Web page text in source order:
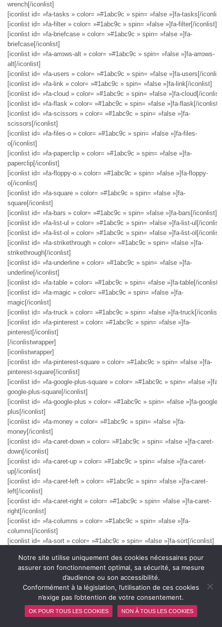
wrench[/iconlist]
[iconlist id= »fa-tasks » color= »#1abc9c » spin= »false »]fa-tasks[/
[iconlist id= »fa-filter » color= »#1abc9c » spin= »false »]fa-filter[/iconlist]
[iconlist id= »fa-briefcase » color= »#1abc9c » spin= »false »]fa-
briefcase[/iconlist]
[iconlist id= »fa-arrows-alt » color= »#1abc9c » spin= »false »]fa-arrows-
alt[/iconlist]
[iconlist id= »fa-users » color= »#1abc9c » spin= »false »]fa-users[/
[iconlist id= »fa-link » color= »#1abc9c » spin= »false »]fa-link[/iconlist]
[iconlist id= »fa-cloud » color= »#1abc9c » spin= »false »]fa-cloud[/
[iconlist id= »fa-flask » color= »#1abc9c » spin= »false »]fa-flask[/iconlist]
[iconlist id= »fa-scissors » color= »#1abc9c » spin= »false »]fa-
scissors[/iconlist]
[iconlist id= »fa-files-o » color= »#1abc9c » spin= »false »]fa-files-
o[/iconlist]
[iconlist id= »fa-paperclip » color= »#1abc9c » spin= »false »]fa-
paperclip[/iconlist]
[iconlist id= »fa-floppy-o » color= »#1abc9c » spin= »false »]fa-floppy-
o[/iconlist]
[iconlist id= »fa-square » color= »#1abc9c » spin= »false »]fa-
square[/iconlist]
[iconlist id= »fa-bars » color= »#1abc9c » spin= »false »]fa-bars[/iconlist]
[iconlist id= »fa-list-ul » color= »#1abc9c » spin= »false »]fa-list-ul[/
[iconlist id= »fa-list-ol » color= »#1abc9c » spin= »false »]fa-list-ol[/
[iconlist id= »fa-strikethrough » color= »#1abc9c » spin= »false »]fa-
strikethrough[/iconlist]
[iconlist id= »fa-underline » color= »#1abc9c » spin= »false »]fa-
underline[/iconlist]
[iconlist id= »fa-table » color= »#1abc9c » spin= »false »]fa-table[/iconlist]
[iconlist id= »fa-magic » color= »#1abc9c » spin= »false »]fa-
magic[/iconlist]
[iconlist id= »fa-truck » color= »#1abc9c » spin= »false »]fa-truck[/iconlist]
[iconlist id= »fa-pinterest » color= »#1abc9c » spin= »false »]fa-
pinterest[/iconlist]
[/iconlistwrapper]
[iconlistwrapper]
[iconlist id= »fa-pinterest-square » color= »#1abc9c » spin= »false »]fa-
pinterest-square[/iconlist]
[iconlist id= »fa-google-plus-square » color= »#1abc9c » spin= »false »]fa-
google-plus-square[/iconlist]
[iconlist id= »fa-google-plus » color= »#1abc9c » spin= »false »]fa-google-
plus[/iconlist]
[iconlist id= »fa-money » color= »#1abc9c » spin= »false »]fa-
money[/iconlist]
[iconlist id= »fa-caret-down » color= »#1abc9c » spin= »false »]fa-caret-
down[/iconlist]
[iconlist id= »fa-caret-up » color= »#1abc9c » spin= »false »]fa-caret-
up[/iconlist]
[iconlist id= »fa-caret-left » color= »#1abc9c » spin= »false »]fa-caret-
left[/iconlist]
[iconlist id= »fa-caret-right » color= »#1abc9c » spin= »false »]fa-caret-
right[/iconlist]
[iconlist id= »fa-columns » color= »#1abc9c » spin= »false »]fa-
columns[/iconlist]
[iconlist id= »fa-sort » color= »#1abc9c » spin= »false »]fa-sort[/iconlist]
asc[/iconlist]
[iconlist id= »fa-sort-desc » color= »#1abc9c » spin= »false »]fa-sort-
[iconlist id= »fa-envelope » color= »#1abc9c » spin= »false »]fa-
envelope[/iconlist]
[iconlist id= »fa-linkedin » color= »#1abc9c » spin= »false »]fa-
Notre site utilise uniquement des cookies nécessaires pour
assurer son fonctionnement optimal, sa sécurité, sa mesure
d’audience ou son accessibilité.
Conformément à la législation, l’utilisation de ces cookies
n’exige pas l’obtention de votre consentement.
OK POUR TOUS LES COOKIES NON À TOUS LES COOKIES